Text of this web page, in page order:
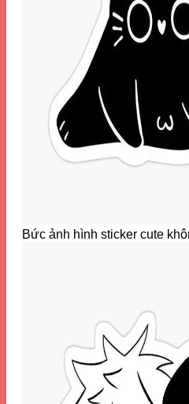
Bức ảnh hình sticker cute